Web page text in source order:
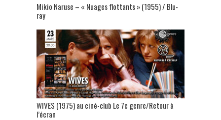
Mikio Naruse – « Nuages flottants » (1955) / Blu-
ray
WIVES (1975) au ciné-club Le 7e genre/Retour à
l’écran